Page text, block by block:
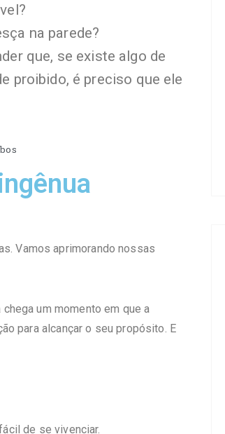
na parede?
que, se existe algo de
proibido, é preciso que ele
Vamos aprimorando nossas
um momento em que a
para alcançar o seu propósito. E
de se vivenciar.